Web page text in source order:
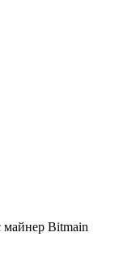
майнер Bitmain